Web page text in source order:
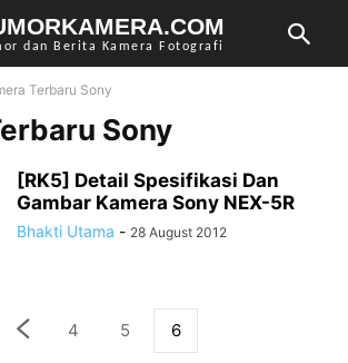
dan Berita Kamera Fotografi
Terbaru Sony
Sony
[RK5] Detail Spesifikasi Dan
Gambar Kamera Sony NEX-5R
Bhakti Utama - 28 August 2012
4 5 6